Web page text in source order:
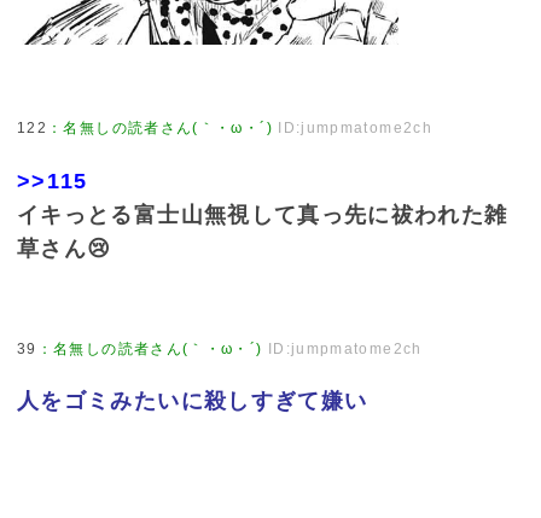
122 ：名無しの読者さん(｀・ω・´) ID:jumpmatome2ch
>>115
イキっとる富士山無視して真っ先に祓われた雑
草さん😢
39 ：名無しの読者さん(｀・ω・´) ID:jumpmatome2ch
人をゴミみたいに殺しすぎて嫌い